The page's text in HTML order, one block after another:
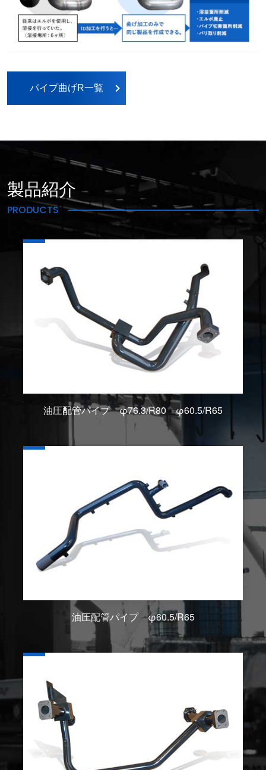
パイプ曲げR一覧
製品紹介
PRODUCTS
油圧配管パイプ φ76.3/R80 φ60.5/R65
油圧配管パイプ φ60.5/R65